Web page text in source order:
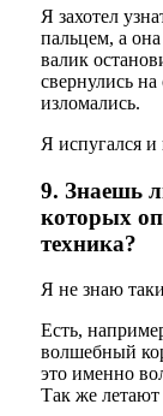
Я захотел
пальцем, а
валик
свернулись
изломались.
Я испугался и
9. Знаешь
которых
техника?
Я не знаю
Есть,
волшебный
это именно
Так же летают